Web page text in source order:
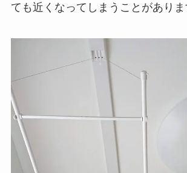
ても近くなってしまうことがありま